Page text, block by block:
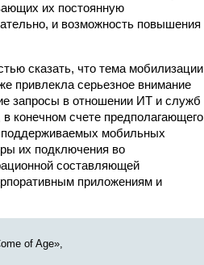
их постоянную
и возможность повышения
сказать, что тема мобилизации
привлекла серьезное внимание
запросы в отношении ИТ и служб
конечном счете предполагающего
мобильных
их подключения во
составляющей
приложениям и
of Age»,